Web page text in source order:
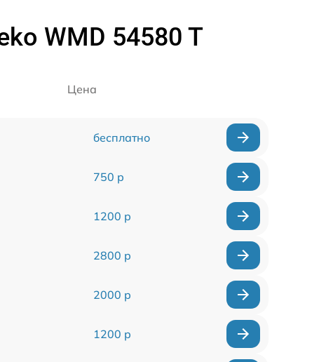
WMD 54580 T
Цена
бесплатно
750 р
1200 р
2800 р
2000 р
1200 р